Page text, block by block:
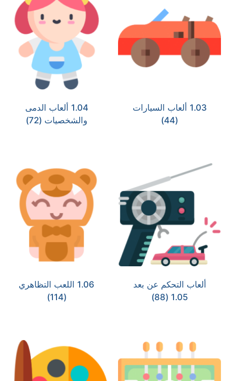
1.03 ألعاب السيارات
(44)
1.04 ألعاب الدمى
والشخصيات (72)
ألعاب التحكم عن بعد
1.05
(88)
1.06 اللعب التظاهري
(114)